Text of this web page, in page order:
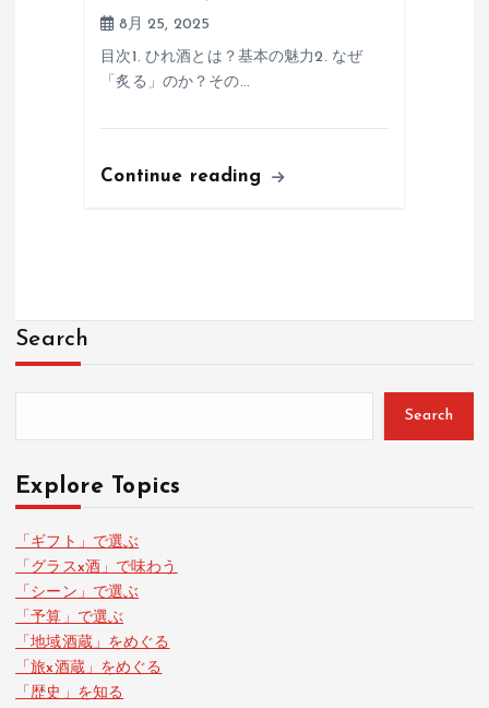
8月 25, 2025
目次1. ひれ酒とは？基本の魅力2. なぜ
「炙る」のか？その…
Continue reading
Search
Search
Explore Topics
「ギフト」で選ぶ
「グラスx酒」で味わう
「シーン」で選ぶ
「予算」で選ぶ
「地域酒蔵」をめぐる
「旅x酒蔵」をめぐる
「歴史」を知る